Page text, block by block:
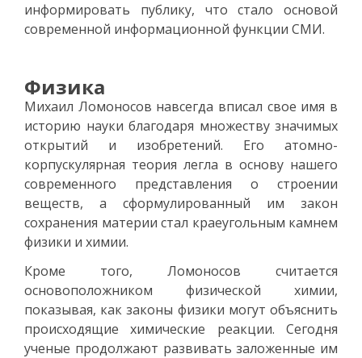
информировать публику, что стало основой
современной информационной функции СМИ.
Физика
Михаил Ломоносов навсегда вписал свое имя в
историю науки благодаря множеству значимых
открытий и изобретений. Его атомно-
корпускулярная теория легла в основу нашего
современного представления о строении
веществ, а сформулированный им закон
сохранения материи стал краеугольным камнем
физики и химии.
Кроме того, Ломоносов считается
основоположником физической химии,
показывая, как законы физики могут объяснить
происходящие химические реакции. Сегодня
ученые продолжают развивать заложенные им